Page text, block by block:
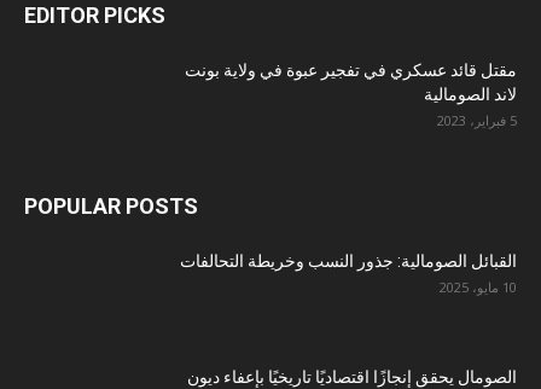
EDITOR PICKS
مقتل قائد عسكري في تفجير عبوة في ولاية بونت
لاند الصومالية
5 فبراير، 2023
POPULAR POSTS
القبائل الصومالية: جذور النسب وخريطة التحالفات
10 مايو، 2025
الصومال يحقق إنجازًا اقتصاديًا تاريخيًا بإعفاء ديون